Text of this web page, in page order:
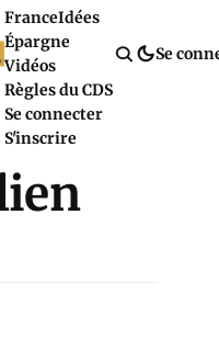
FranceIdées
Épargne
Vidéos
Règles du CDS
Se connecter
S'inscrire
Se